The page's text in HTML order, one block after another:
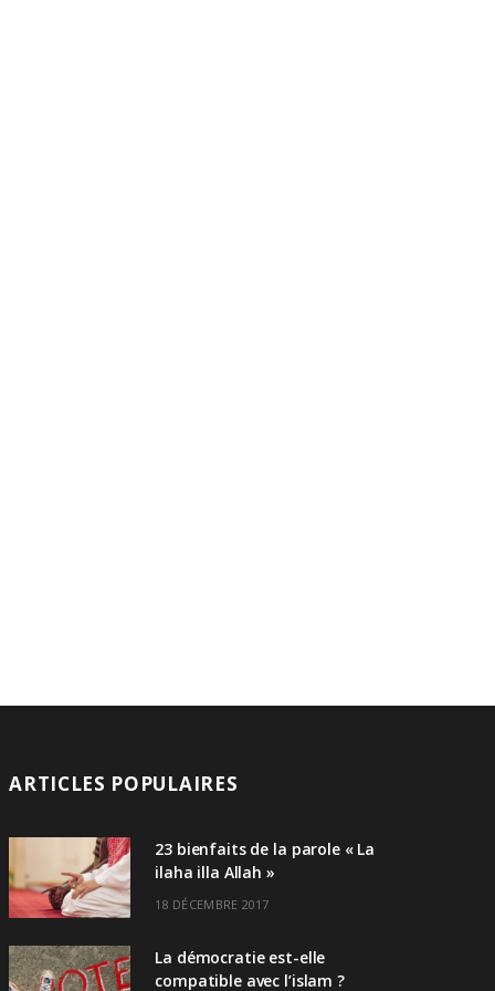
ARTICLES POPULAIRES
23 bienfaits de la parole « La
ilaha illa Allah »
18 DÉCEMBRE 2017
La démocratie est-elle
compatible avec l’islam ?